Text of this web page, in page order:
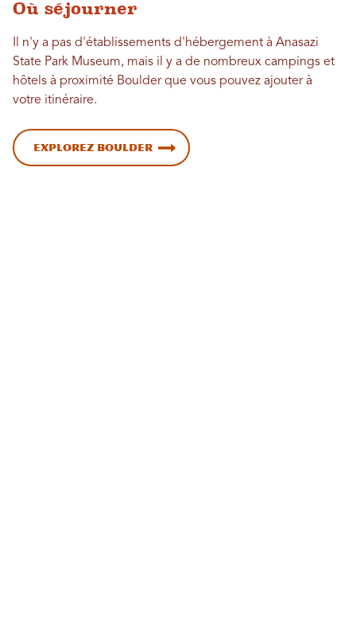
Où séjourner
Il n'y a pas d'établissements d'hébergement à Anasazi
State Park Museum, mais il y a de nombreux campings et
hôtels à proximité Boulder que vous pouvez ajouter à
votre itinéraire.
Explorez Boulder